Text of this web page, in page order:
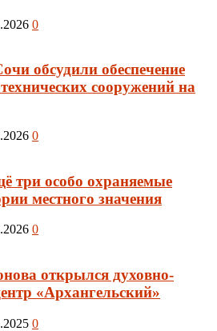
0
обсудили обеспечение
сооружений на
0
три особо охраняемые
местного значения
0
открылся духовно-
«Архангельский»
0